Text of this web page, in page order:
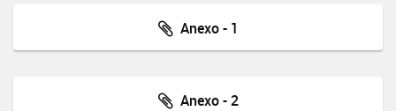
Anexo - 1
Anexo - 2